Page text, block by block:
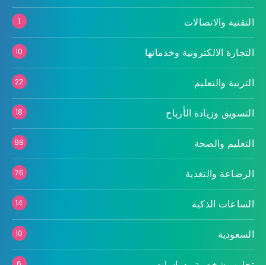
التقنية والاتصالات 1
التجارة الالكترونية وخدماتها 10
التربية والتعليم 22
التسويق وزيادة الأرباح 18
التعليم والصحة 98
الرضاعة والتغذية 76
الساعات الذكية 14
السعودية 10